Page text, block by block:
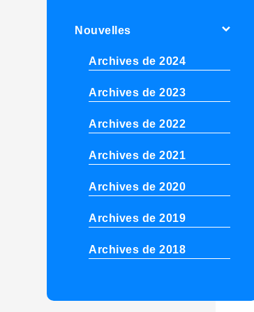
Nouvelles
Archives de 2024
Archives de 2023
Archives de 2022
Archives de 2021
Archives de 2020
Archives de 2019
Archives de 2018